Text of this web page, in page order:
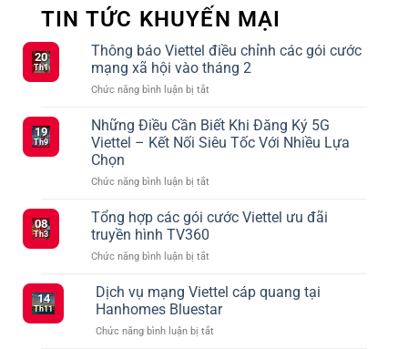
TIN TỨC KHUYẾN MẠI
20
Th1
Thông báo Viettel điều chỉnh các gói cước
mạng xã hội vào tháng 2
Chức năng bình luận bị tắt
báo
Viettel
điều
các
cước
hội
tháng
2
19
Th9
Những Điều Cần Biết Khi Đăng Ký 5G
Viettel – Kết Nối Siêu Tốc Với Nhiều Lựa
Chọn
Chức năng bình luận bị tắt
Điều
Khi
Ký
5G
–
08
Th3
Tổng hợp các gói cước Viettel ưu đãi
truyền hình TV360
Chức năng bình luận bị tắt
hợp
gói
cước
14
Th11
Dịch vụ mạng Viettel cáp quang tại
Hanhomes Bluestar
Chức năng bình luận bị tắt